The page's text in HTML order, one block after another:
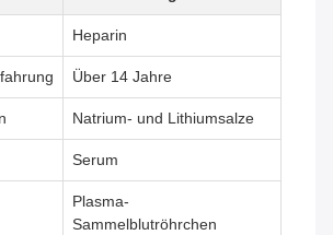
Heparin
Über 14 Jahre
Natrium- und Lithiumsalze
Serum
Plasma-
Sammelblutröhrchen